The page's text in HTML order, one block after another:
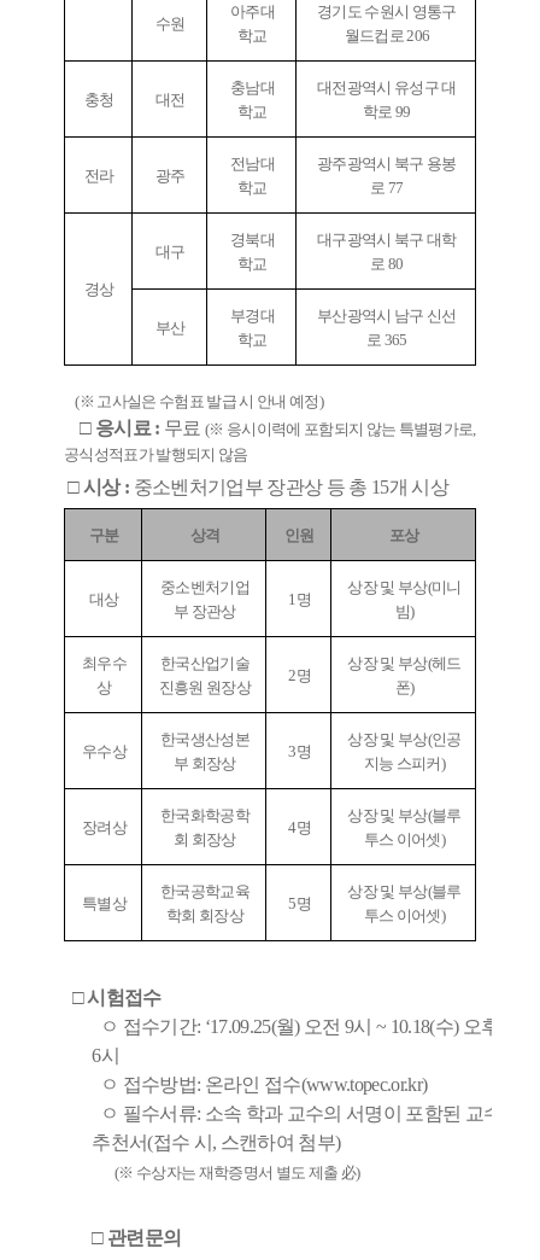
수원
아주대
학교
경기도 수원시 영통구
월드컵로 206
충청 대전
충남대
학교
대전광역시 유성구 대
학로99
전라 광주
전남대
학교
광주광역시 북구 용봉
로 77
경상
대구
경북대
학교
대구광역시 북구 대학
로 80
부산
부경대
학교
부산광역시 남구 신선
로 365
(※ 고사실은 수험표 발급 시 안내 예정)
□ 응시료 : 무료(※ 응시이력에 포함되지 않는 특별평가로
공식성적표가 발행되지 않음
□시상 : 중소벤처기업부 장관상 등 총 15개 시상
구분 상격 인원 포상
대상
중소벤처기업
부 장관상
1명
상장 및 부상(미니
빔)
최우수
상
한국산업기술
진흥원 원장상
2명
상장 및 부상(헤드
폰)
우수상
한국생산성본
부 회장상
3명
상장 및 부상(인공
지능 스피커)
장려상
한국화학공학
회 회장상
4명
상장 및 부상(블루
투스 이어셋)
특별상
한국공학교육
학회 회장상
5명
상장 및 부상(블루
투스 이어셋)
□ 시험접수
ㅇ 접수기간: ‘17.09.25(월) 오전9시~ 10.18(수) 오후
6시
ㅇ 접수방법: 온라인 접수(www.topec.or.kr)
ㅇ 필수서류: 소속 학과 교수의 서명이 포함된 교수
추천서(접수 시 , 스캔하여 첨부)
(※ 수상자는 재학증명서 별도 제출 必)
□ 관련문의